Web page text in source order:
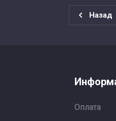
Назад
Оплата